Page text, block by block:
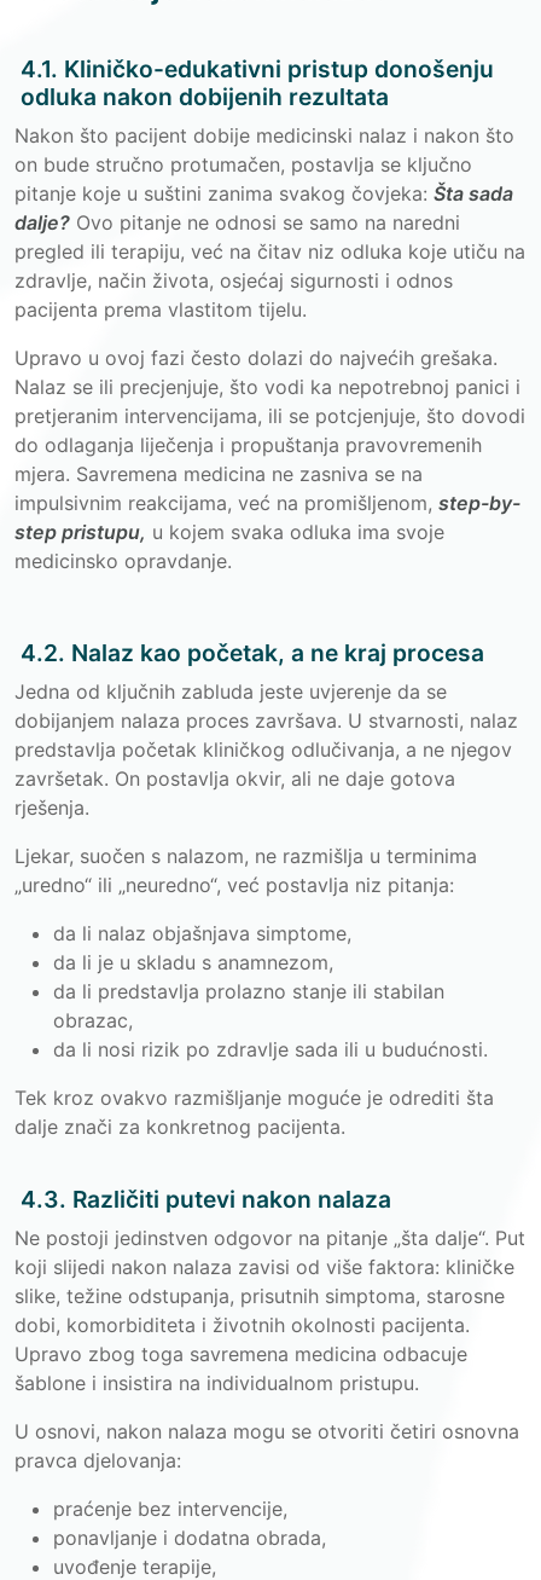
4.1. Kliničko-edukativni pristup donošenju
odluka nakon dobijenih rezultata
Nakon što pacijent dobije medicinski nalaz i nakon što
on bude stručno protumačen, postavlja se ključno
pitanje koje u suštini zanima svakog čovjeka: Šta sada
dalje? Ovo pitanje ne odnosi se samo na naredni
pregled ili terapiju, već na čitav niz odluka koje utiču na
zdravlje, način života, osjećaj sigurnosti i odnos
pacijenta prema vlastitom tijelu.
Upravo u ovoj fazi često dolazi do najvećih grešaka.
Nalaz se ili precjenjuje, što vodi ka nepotrebnoj panici i
pretjeranim intervencijama, ili se potcjenjuje, što dovodi
do odlaganja liječenja i propuštanja pravovremenih
mjera. Savremena medicina ne zasniva se na
impulsivnim reakcijama, već na promišljenom, step-by-
step pristupu, u kojem svaka odluka ima svoje
medicinsko opravdanje.
4.2. Nalaz kao početak, a ne kraj procesa
Jedna od ključnih zabluda jeste uvjerenje da se
dobijanjem nalaza proces završava. U stvarnosti, nalaz
predstavlja početak kliničkog odlučivanja, a ne njegov
završetak. On postavlja okvir, ali ne daje gotova
rješenja.
Ljekar, suočen s nalazom, ne razmišlja u terminima
„uredno“ ili „neuredno“, već postavlja niz pitanja:
da li nalaz objašnjava simptome,
da li je u skladu s anamnezom,
da li predstavlja prolazno stanje ili stabilan
obrazac,
da li nosi rizik po zdravlje sada ili u budućnosti.
Tek kroz ovakvo razmišljanje moguće je odrediti šta
dalje znači za konkretnog pacijenta.
4.3. Različiti putevi nakon nalaza
Ne postoji jedinstven odgovor na pitanje „šta dalje“. Put
koji slijedi nakon nalaza zavisi od više faktora: kliničke
slike, težine odstupanja, prisutnih simptoma, starosne
dobi, komorbiditeta i životnih okolnosti pacijenta.
Upravo zbog toga savremena medicina odbacuje
šablone i insistira na individualnom pristupu.
U osnovi, nakon nalaza mogu se otvoriti četiri osnovna
pravca djelovanja:
praćenje bez intervencije,
ponavljanje i dodatna obrada,
uvođenje terapije,